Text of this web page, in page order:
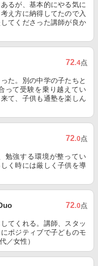
るが、基本的にやる気に
え方に納得してたので入
てくださった講師が良か
72.4点
た。別の中学の子たちと
って受験を乗り越えてい
て、子供も通塾を楽しん
72.0点
勉強する環境が整ってい
く時には厳しく子供を導
72.0点
てくれる。講師、スタッ
ポジティブで子どものモ
／女性）